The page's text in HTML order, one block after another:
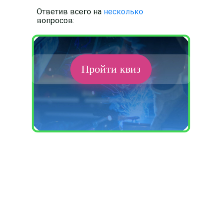
Ответив всего на несколько
вопросов:
Пройти квиз
Гибка металлалюбой
сложности